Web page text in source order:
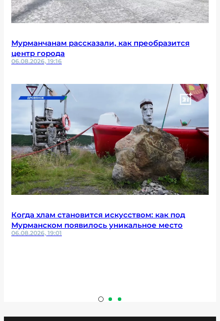
Мурманчанам рассказали, как преобразится
центр города
06.08.2026, 19:16
Когда хлам становится искусством: как под
Мурманском появилось уникальное место
06.08.2026, 19:01